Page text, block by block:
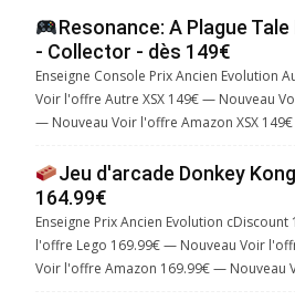
Resonance: A Plague
- Collector - dès 149€
Enseigne Console Prix Ancien Evolution
Voir l'offre Autre XSX 149€ — Nouveau
— Nouveau Voir l'offre Amazon XSX
Jeu d'arcade Donkey
164.99€
Enseigne Prix Ancien Evolution
l'offre Lego 169.99€ — Nouveau Voir
Voir l'offre Amazon 169.99€ — Nouveau